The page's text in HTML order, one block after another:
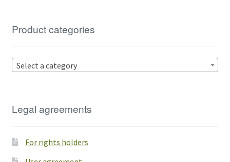
Product categories
Select a category
Legal agreements
For rights holders